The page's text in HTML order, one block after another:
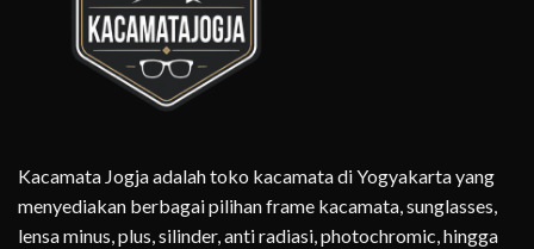
Kacamata Jogja adalah toko kacamata di Yogyakarta yang
menyediakan berbagai pilihan frame kacamata, sunglasses,
lensa minus, plus, silinder, anti radiasi, photochromic, hingga